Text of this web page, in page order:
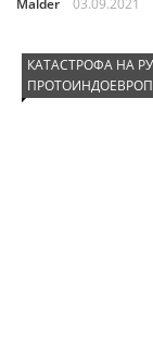
Malder 03.09.2021
КАТАСТРОФА НА